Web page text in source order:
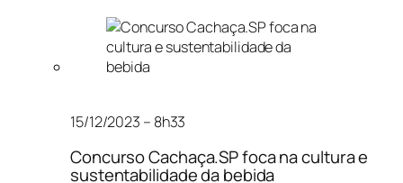
15/12/2023 – 8h33
Concurso Cachaça.SP foca na cultura e
sustentabilidade da bebida